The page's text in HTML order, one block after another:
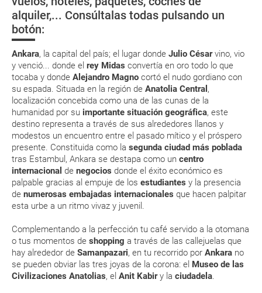
alquiler,... Consúltalas todas pulsando un
botón:
Ankara, la capital del país; el lugar donde Julio Césarvino, vio
y venció... donde el rey Midas convertía en oro todo lo que
tocaba y donde Alejandro Magno cortó el nudo gordiano con
su espada. Situada en la región de Anatolia Central ,
localización concebida como una de las cunas de la
humanidad por su importante situación geográfica, este
destino representa a través de sus alrededores llanos y
modestos un encuentro entre el pasado mítico y el próspero
presente. Constituida como la segunda ciudad más poblada
tras Estambul, Ankara se destapa como un centro
internacional de negocios donde el éxito económico es
palpable gracias al empuje de los estudiantes y la presencia
de numerosas embajadas internacionales que hacen palpitar
esta urbe a un ritmo vivaz y juvenil.
Complementando a la perfección tu café servido a la otomana
o tus momentos de shopping a través de las callejuelas que
hay alrededor de Samanpazari, en tu recorrido por Ankara no
se pueden obviar las tres joyas de la corona: el Museo de las
Civilizaciones Anatolias, el Anit Kabiry la ciudadela
de película en
Turquía
Monedas y tipos de cambios
Eso sí, deberás estar atento si viajas con una compañía low cost, debido
a que muchas de ellas exigen la presentación de la tarjeta de embarque
(que deberás realizar a través de su web) para que no te carguen un
suplemento extra en el mismo aeropuerto.
En caso de tener que enviarte la documentación de un paquete
vacacional (Caribe, circuitos, tours...) te enviaremos la documentación
de tu reserva alrededor de 10 días antes de salida, la cual deberás
imprimir y llevar contigo en el viaje.
Esta documentación te será requerida en el mostrador de la compañía
aérea a la hora de realizar el check-in el día de la salida.
MODIFICACIÓN ó CANCELACIÓN ¿Puedo anular o
modificar una reserva del viaje? ¿Qué gastos puede
generar una anulación o modificación del viaje?
¿Qué caducidad debe tener mi pasaporte para ir
¿Con cuánta antelación tengo que estar en el
aeropuerto?